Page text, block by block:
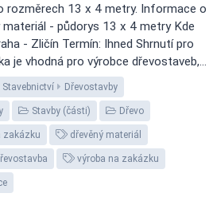
rozměrech 13 x 4 metry. Informace o
materiál - půdorys 13 x 4 metry Kde
- Zličín Termín: Ihned Shrnutí pro
je vhodná pro výrobce dřevostaveb,...
Stavebnictví Dřevostavby
Stavby (části) Dřevo
zakázku dřevěný materiál
výroba na zakázku